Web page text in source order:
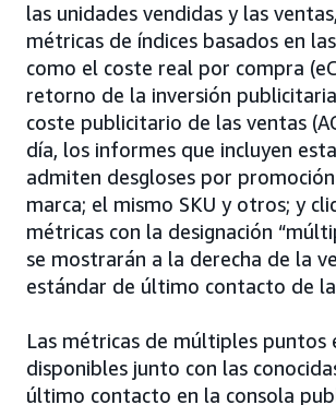
las unidades vendidas y las
métricas de índices basados en
como el coste real por compra
retorno de la inversión
coste publicitario de las ventas
día, los informes que incluyen
admiten desgloses por
marca; el mismo SKU y otros; y
métricas con la designación
se mostrarán a la derecha de la
estándar de último contacto de
Las métricas de múltiples puntos
disponibles junto con las
último contacto en la consola